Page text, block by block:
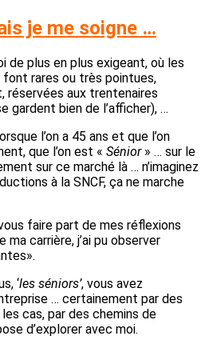
je me soigne …
de plus en plus exigeant, où les
rares ou très pointues,
réservées aux trentenaires
gardent bien de l’afficher), …
l’on a 45 ans et que l’on
que l’on est « Sénior» … sur le
sur ce marché là … n’imaginez
à la SNCF, ça ne marche
faire part de mes réflexions
ma carrière, j’ai pu observer
‘les séniors’, vous avez
… certainement par des
cas, par des chemins de
d’explorer avec moi.